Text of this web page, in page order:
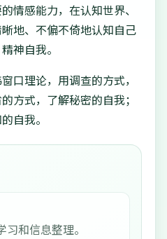
情感能力，在认知世界、
地、不偏不倚地认知自己
神自我。
口理论，用调查的方式，
方式，了解秘密的自我；
自我。
和信息整理。